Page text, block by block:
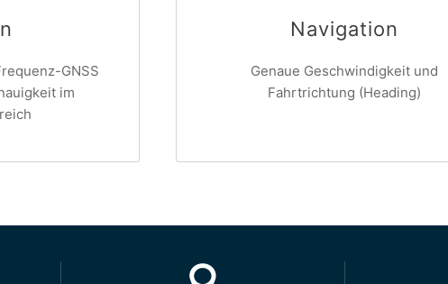
GNSS
im
Navigation
Genaue Geschwindigkeit und
Fahrtrichtung (Heading)